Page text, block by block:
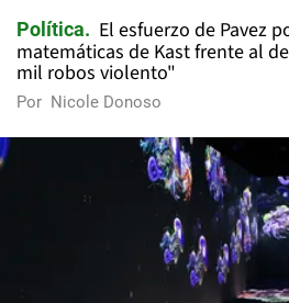
Política
El esfuerzo de Pavez
matemáticas de Kast frente al
mil robos violento"
Por Nicole Donoso